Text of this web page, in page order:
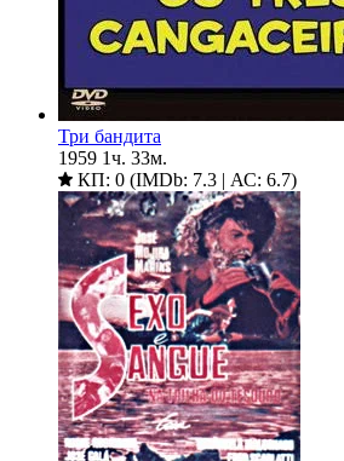
Три бандита
1959 1ч. 33м.
КП: 0 (IMDb: 7.3 | АС: 6.7)